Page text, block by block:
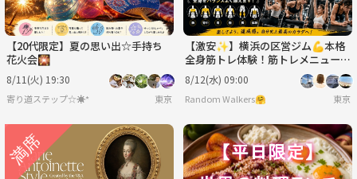
【20代限定】夏の思い出☆手持ち
花火会🎇
8/11(火) 19:30
寄り道ステップ☆☀︎* 東京
【激安✨️】横浜の区営ジム💪本格
全身筋トレ体験！筋トレメニューを
覚えて実践！少しキツめですが達成
感MAX✨
8/12(水) 09:00
Random Walkers🤗 東京